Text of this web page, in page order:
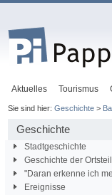
Aktuelles Tourismus
Sie sind hier: Geschichte>
Geschichte
Stadtgeschichte
Geschichte der
"Daran erkenne ich
Ereignisse